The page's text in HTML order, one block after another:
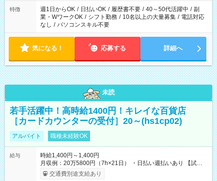
特徴 週1日からOK / 日払いOK / 履歴書不要 / 40～50代活躍中 / 副
業・WワークOK / シフト勤務 / 10名以上の大量募集 / 電話対応
なし / パソコンスキル不要
気になる！ 応募する 詳細へ
未読
若手活躍中！高時給1400円！キレイな百貨店
［カードカウンターの受付］20～(hs1cp02)
アルバイト 職種未経験OK
給与
時給1,400円～1,400円
月収例：20万5800円（7h×21日） ・日払い週払いあり 【試用
期間】試用期間なし
交通費別途支給あり